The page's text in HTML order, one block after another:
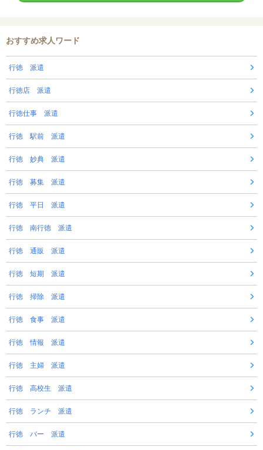
おすすめ求人ワード
行徳 派遣
行徳店 派遣
行徳仕事 派遣
行徳 駅前 派遣
行徳 妙典 派遣
行徳 募集 派遣
行徳 平日 派遣
行徳 南行徳 派遣
行徳 通販 派遣
行徳 短期 派遣
行徳 掃除 派遣
行徳 食事 派遣
行徳 情報 派遣
行徳 主婦 派遣
行徳 高校生 派遣
行徳 ランチ 派遣
行徳 バー 派遣